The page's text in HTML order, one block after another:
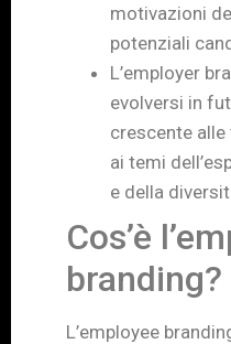
motivazioni
potenziali
L’employer
evolversi in
crescente
ai temi
e della
Cos’è
branding?
L’employee